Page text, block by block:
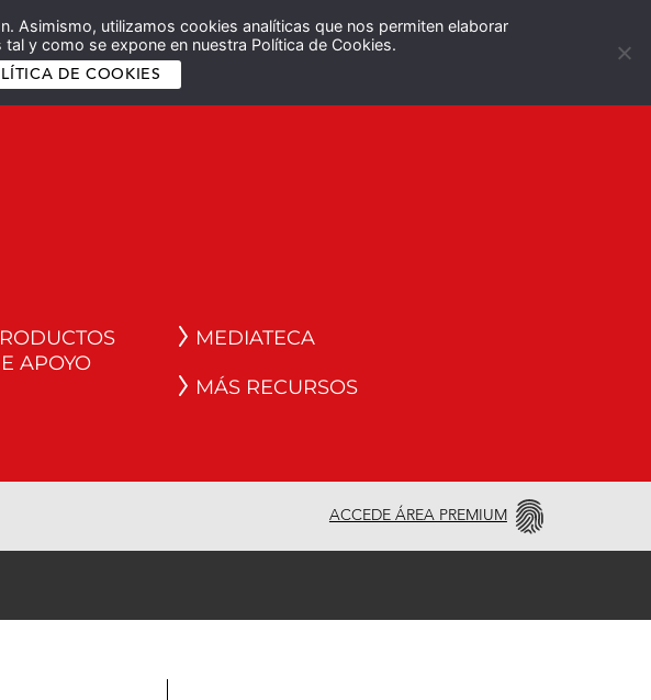
Asimismo, utilizamos cookies analíticas que nos permiten elaborar
y como se expone en nuestra Política de Cookies.
DE COOKIES
Español English
APOYO
MEDIATECA
MÁS RECURSOS
ACCEDE ÁREA PREMIUM